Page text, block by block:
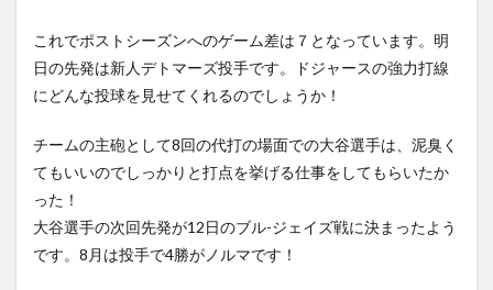
【Reds】
秋山2安
打2得
点！最後
め！！
3.1
秋山
試合
める
これでポストシーズンへのゲーム差は７となっています。明
日の先発は新人デトマーズ投手です。ドジャースの強力打線
にどんな投球を見せてくれるのでしょうか！
チームの主砲として8回の代打の場面での大谷選手は、泥臭く
てもいいのでしっかりと打点を挙げる仕事をしてもらいたか
った！
大谷選手の次回先発が12日のブル-ジェイズ戦に決まったよう
です。8月は投手で4勝がノルマです！